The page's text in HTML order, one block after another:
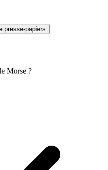
presse-papiers
Morse ?